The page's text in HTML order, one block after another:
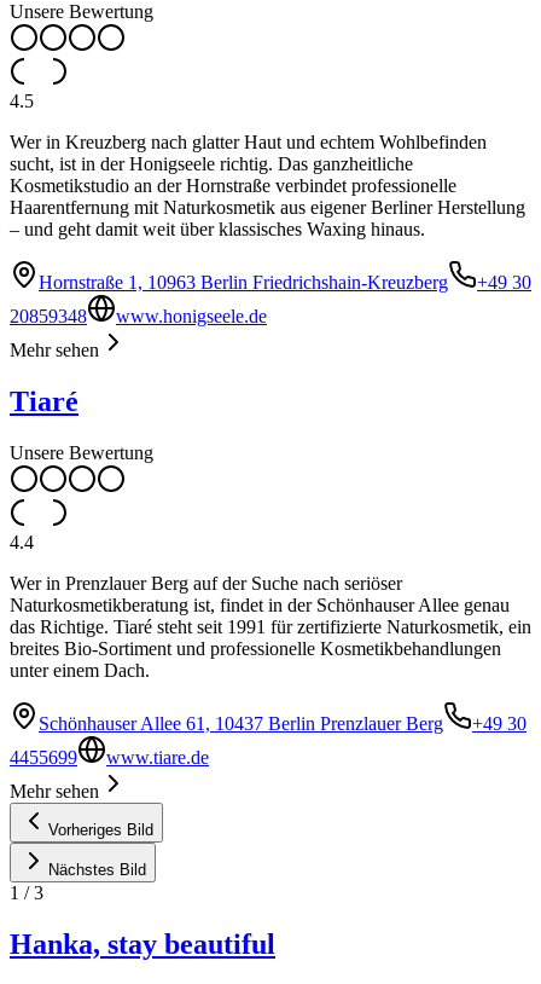
Unsere Bewertung
4.5
Wer in Kreuzberg nach glatter Haut und echtem Wohlbefinden
sucht, ist in der Honigseele richtig. Das ganzheitliche
Kosmetikstudio an der Hornstraße verbindet professionelle
Haarentfernung mit Naturkosmetik aus eigener Berliner Herstellung
– und geht damit weit über klassisches Waxing hinaus.
Hornstraße 1, 10963 Berlin Friedrichshain-Kreuzberg
+49 30
20859348
www.honigseele.de
Mehr sehen
Tiaré
Unsere Bewertung
4.4
Wer in Prenzlauer Berg auf der Suche nach seriöser
Naturkosmetikberatung ist, findet in der Schönhauser Allee genau
das Richtige. Tiaré steht seit 1991 für zertifizierte Naturkosmetik, ein
breites Bio-Sortiment und professionelle Kosmetikbehandlungen
unter einem Dach.
Schönhauser Allee 61, 10437 Berlin Prenzlauer Berg
+49 30
4455699
www.tiare.de
Mehr sehen
Vorheriges Bild
Nächstes Bild
1 /3
Hanka, stay beautiful